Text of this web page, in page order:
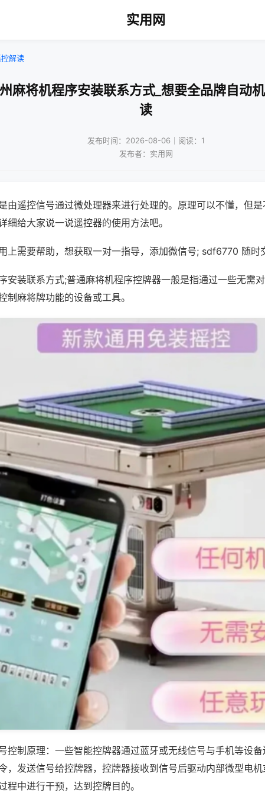
实用网
解读
麻将机程序安装联系方式_想要全品牌自动
读
发布时间：2026-08-06｜阅读：1
发布者：实用网
由遥控信号通过微处理器来进行处理的。原理可以不懂，但是
细给大家说一说遥控器的使用方法吧。
上需要帮助，想获取一对一指导，添加微信号; sdf6770 随时
安装联系方式;普通麻将机程序控牌器一般是指通过一些无需
制麻将牌功能的设备或工具。
控制原理：一些智能控牌器通过蓝牙或无线信号与手机等设
，发送信号给控牌器，控牌器接收到信号后驱动内部微型电
程中进行干预，达到控牌目的。